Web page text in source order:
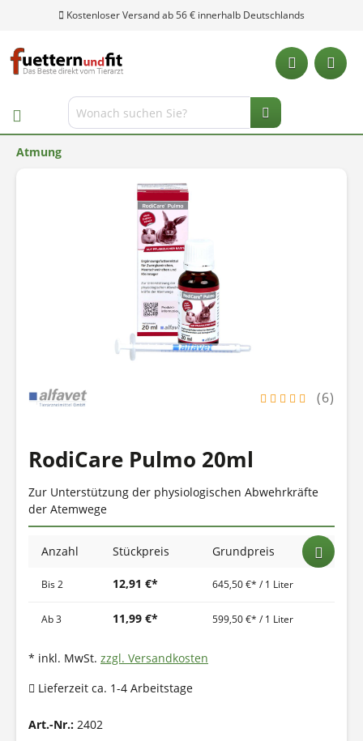
Kostenloser Versand ab 56 € innerhalb Deutschlands
Atmung
(6)
RodiCare Pulmo 20ml
Zur Unterstützung der physiologischen Abwehrkräfte
der Atemwege
Anzahl Stückpreis Grundpreis
Bis2 12,91 €* 645,50 €* / 1 Liter
Ab3 11,99 €* 599,50 €* / 1 Liter
* inkl. MwSt. zzgl. Versandkosten
Lieferzeit ca. 1-4 Arbeitstage
Art.-Nr.: 2402